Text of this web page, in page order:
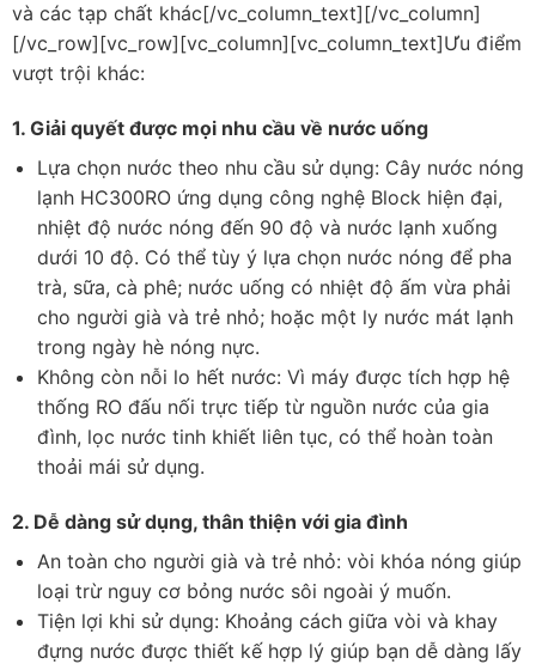
và các tạp chất khác[/vc_column_text][/vc_column]
[/vc_row][vc_row][vc_column][vc_column_text]Ưu điểm
vượt trội khác:
1. Giải quyết được mọi nhu cầu về nước uống
Lựa chọn nước theo nhu cầu sử dụng: Cây nước nóng
lạnh HC300RO ứng dụng công nghệ Block hiện đại,
nhiệt độ nước nóng đến 90 độ và nước lạnh xuống
dưới 10 độ. Có thể tùy ý lựa chọn nước nóng để pha
trà, sữa, cà phê; nước uống có nhiệt độ ấm vừa phải
cho người già và trẻ nhỏ; hoặc một ly nước mát lạnh
trong ngày hè nóng nực.
Không còn nỗi lo hết nước: Vì máy được tích hợp hệ
thống RO đấu nối trực tiếp từ nguồn nước của gia
đình, lọc nước tinh khiết liên tục, có thể hoàn toàn
thoải mái sử dụng.
2. Dễ dàng sử dụng, thân thiện với gia đình
An toàn cho người già và trẻ nhỏ: vòi khóa nóng giúp
loại trừ nguy cơ bỏng nước sôi ngoài ý muốn.
Tiện lợi khi sử dụng: Khoảng cách giữa vòi và khay
đựng nước được thiết kế hợp lý giúp bạn dễ dàng lấy